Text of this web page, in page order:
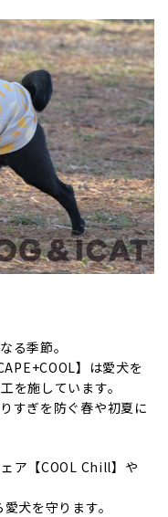
る季節。
】は愛犬を
を施しています。
すぎを防ぐ春や初夏に
ア【COOL Chill】や
犬を守ります。